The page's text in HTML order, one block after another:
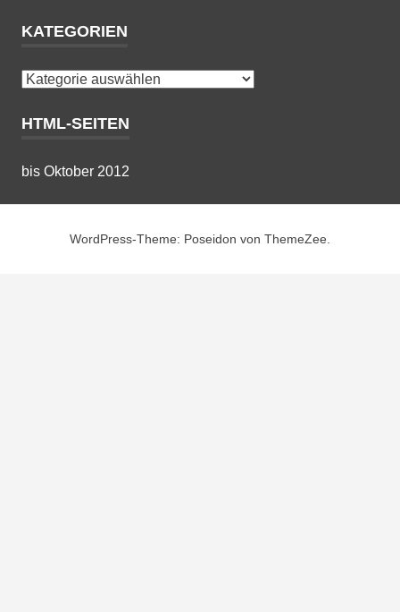
KATEGORIEN
Kategorien
HTML-SEITEN
bis Oktober 2012
WordPress-Theme: Poseidon von ThemeZee.